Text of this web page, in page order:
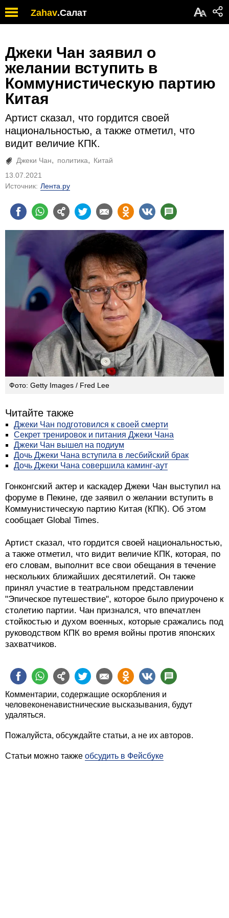
Zahav.Салат АА
Джеки Чан заявил о
желании вступить в
Коммунистическую партию
Китая
Артист сказал, что гордится своей
национальностью, а также отметил, что
видит величие КПК.
Джеки Чан политика
Китай
13.07.2021
Источник: Лента.ру
Фото: Getty Images / Fred Lee
Читайте также
Джеки Чан подготовился к своей смерти
Секрет тренировок и питания Джеки Чана
Джеки Чан вышел на подиум
Дочь Джеки Чана вступила в лесбийский брак
Дочь Джеки Чана совершила каминг-аут
Гонконгский актер и каскадер Джеки Чан выступил на
форуме в Пекине, где заявил о желании вступить в
Коммунистическую партию Китая (КПК). Об этом
сообщает Global Times.
Артист сказал, что гордится своей национальностью,
а также отметил, что видит величие КПК, которая, по
его словам, выполнит все свои обещания в течение
нескольких ближайших десятилетий. Он также
принял участие в театральном представлении
"Эпическое путешествие", которое было приурочено к
столетию партии. Чан признался, что впечатлен
стойкостью и духом военных, которые сражались под
руководством КПК во время войны против японских
захватчиков.
Комментарии, содержащие оскорбления и
человеконенавистнические высказывания, будут
удаляться.
Пожалуйста, обсуждайте статьи, а не их авторов.
Статьи можно также обсудить в Фейсбуке